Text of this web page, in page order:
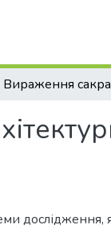
дослідження,